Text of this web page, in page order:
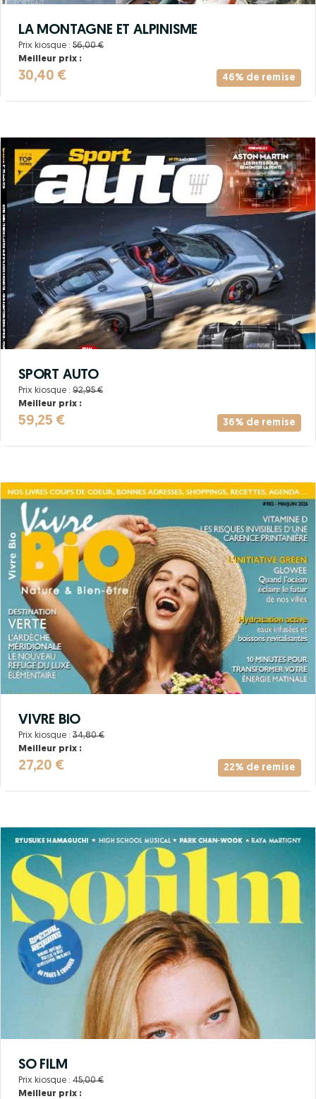
46% de remise
LA MONTAGNE ET ALPINISME
Prix kiosque : 56,00 €
Meilleur prix :
30,40 €
36% de remise
SPORT AUTO
Prix kiosque : 92,95 €
Meilleur prix :
59,25 €
22% de remise
VIVRE BIO
Prix kiosque : 34,80 €
Meilleur prix :
27,20 €
SO FILM
Prix kiosque : 45,00 €
Meilleur prix :